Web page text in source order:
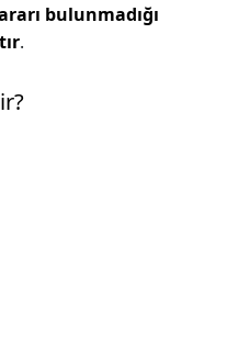
bulunmadığı
.